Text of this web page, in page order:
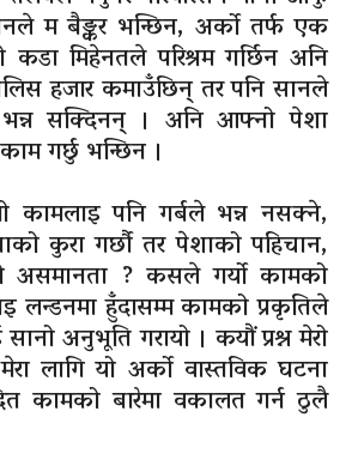
मबैङ्कर भन्छिन, अर्को तर्फ एक
कडा मिहेनतले परिश्रम गर्छिन अनि
हजार कमाउँछिन् तर पनि सानले
सक्दिनन् । अनि आफ्नो पेशा
गर्छु भन्छिन ।
कामलाइ पनि गर्बले भन्न नसक्ने,
कुरा गर्छौ तर पेशाको पहिचान,
असमानता ? कसले गर्यो कामको
लन्डनमा हुँदासम्म कामको प्रकृतिले
अनुभूति गरायो । कयौं प्रश्न मेरो
लागि यो अर्को वास्तविक घटना
कामको बारेमा वकालत गर्न ठुलै